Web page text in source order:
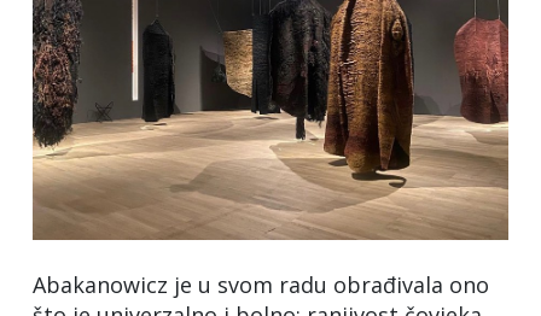
Abakanowicz je u svom radu obrađivala ono